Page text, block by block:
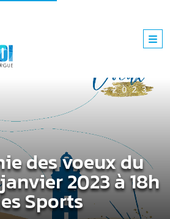
des voeux du
2023 à 18h
Sports